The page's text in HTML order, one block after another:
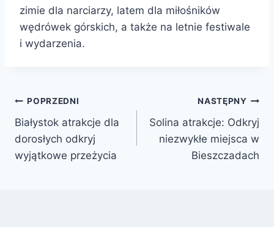
zimie dla narciarzy, latem dla miłośników
wędrówek górskich, a także na letnie festiwale
i wydarzenia.
Nawigacja
wpisu
POPRZEDNI
Białystok atrakcje dla
dorosłych odkryj
wyjątkowe przeżycia
NASTĘPNY
Solina atrakcje: Odkryj
niezwykłe miejsca w
Bieszczadach